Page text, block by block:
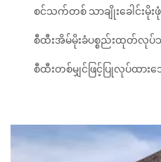
စင်သက်တစ် သာချိုးခေါင်းမိုး
စီထီးအိမ်မိုးခံပစ္စည်းထုတ်လုပ်
စီထီးတစ်မျှင်ဖြင့်ပြုလုပ်ထား